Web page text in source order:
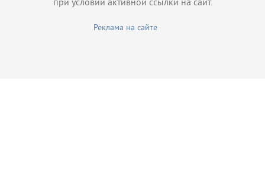
при условии активной ссылки на сайт.
Реклама на сайте